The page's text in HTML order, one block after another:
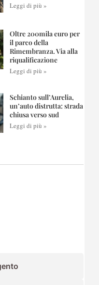
Leggi di più »
Oltre 200mila euro per
il parco della
Rimembranza. Via alla
riqualificazione
Leggi di più »
Schianto sull’Aurelia,
un’auto distrutta: strada
chiusa verso sud
Leggi di più »